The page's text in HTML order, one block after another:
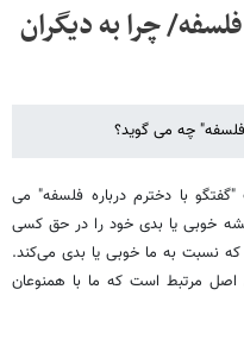
چرا به دیگران
فلسفه" چه می گوید؟
"گفتگو با دخترم درباره فلسفه" می
خوبی یا بدی خود را در حق کسی
نسبت به ما خوبی یا بدی می‌کند.
اصل مرتبط‌ است که ما با همنوعان